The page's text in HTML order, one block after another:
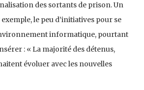
des sortants de prison. Un
le peu d’initiatives pour se
informatique, pourtant
: « La majorité des détenus,
évoluer avec les nouvelles